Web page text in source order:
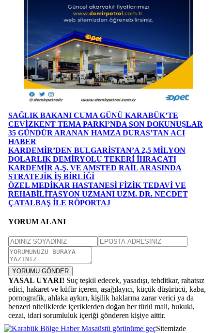
SAĞLIK BAKANI CUMA GÜNÜ KARABÜK’TE
CEVİZKENT TEMA PARKI’NDA SON DOKUNUŞLAR
35 GÜNDÜR ARANAN HAMZA DURAS’TAN ACI
HABER
KARDEMİR’DEN BULGARİSTAN’A 2,5 MİLYON
DOLARLIK DEMİRYOLU TEKERİ İHRACATI
KARDEMİR A.Ş. VE AMSTED RAİL ARASINDA
STRATEJİK İŞ BİRLİĞİ
ÖZEL MEDİKAR HASTANESİ FİZİK TEDAVİ VE
REHABİLİTASYON UZMANI UZM. DR. NECDET
ÇATALBAŞ İLE RÖPORTAJ
YORUM ALANI
YORUMU GÖNDER
YASAL UYARI! Suç teşkil edecek, yasadışı, tehditkar, rahatsız
edici, hakaret ve küfür içeren, aşağılayıcı, küçük düşürücü, kaba,
pornografik, ahlaka aykırı, kişilik haklarına zarar verici ya da
benzeri niteliklerde içeriklerden doğan her türlü mali, hukuki,
cezai, idari sorumluluk içeriği gönderen kişiye aittir.
Masaüstü görünüme geçSitemizde